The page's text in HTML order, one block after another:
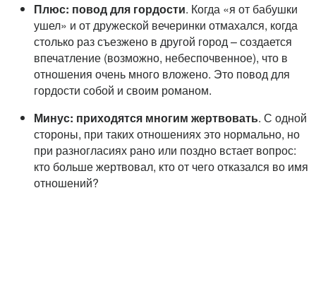
Плюс: повод для гордости. Когда «я от бабушки
ушел» и от дружеской вечеринки отмахался, когда
столько раз съезжено в другой город – создается
впечатление (возможно, небеспочвенное), что в
отношения очень много вложено. Это повод для
гордости собой и своим романом.
Минус: приходятся многим жертвовать. С одной
стороны, при таких отношениях это нормально, но
при разногласиях рано или поздно встает вопрос:
кто больше жертвовал, кто от чего отказался во имя
отношений?